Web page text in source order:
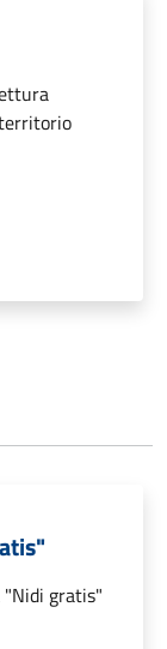
"Nidi gratis"